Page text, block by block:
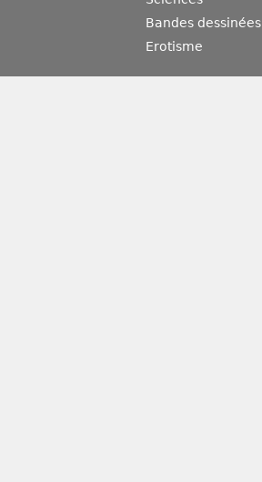
Bandes dessinées
Erotisme